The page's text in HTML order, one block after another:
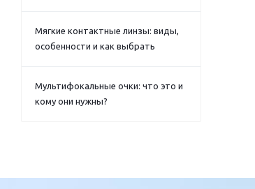
Мягкие контактные линзы: виды,
особенности и как выбрать
Мультифокальные очки: что это и
кому они нужны?